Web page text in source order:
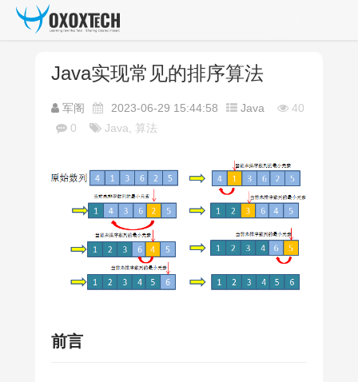
Java实现常见的排序算法
军阁 2023-06-29 15:44:58 Java
40
0
Java, 算法
前言